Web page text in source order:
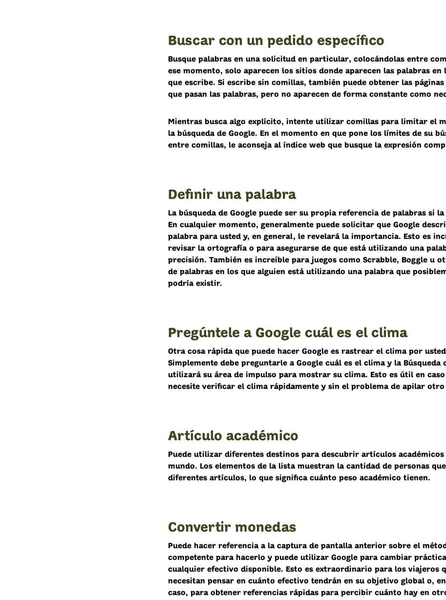
Buscar con un pedido específico
Busque palabras en una solicitud en particular, colocándolas entre
ese momento, solo aparecen los sitios donde aparecen las palabras en
que escribe. Si escribe sin comillas, también puede obtener las
que pasan las palabras, pero no aparecen de forma constante como
Mientras busca algo explícito, intente utilizar comillas para limitar el
la búsqueda de Google. En el momento en que pone los límites de su
entre comillas, le aconseja al índice web que busque la expresión
Definir una palabra
La búsqueda de Google puede ser su propia referencia de palabras si la
En cualquier momento, generalmente puede solicitar que Google
palabra para usted y, en general, le revelará la importancia. Esto es
revisar la ortografía o para asegurarse de que está utilizando una
precisión. También es increíble para juegos como Scrabble, Boggle u
de palabras en los que alguien está utilizando una palabra que
podría existir.
Pregúntele a Google cuál es el clima
Otra cosa rápida que puede hacer Google es rastrear el clima por
Simplemente debe preguntarle a Google cuál es el clima y la Búsqueda
utilizará su área de impulso para mostrar su clima. Esto es útil en caso
necesite verificar el clima rápidamente y sin el problema de apilar
Artículo académico
Puede utilizar diferentes destinos para descubrir artículos
mundo. Los elementos de la lista muestran la cantidad de personas
diferentes artículos, lo que significa cuánto peso académico tienen.
Convertir monedas
Puede hacer referencia a la captura de pantalla anterior sobre el
competente para hacerlo y puede utilizar Google para cambiar
cualquier efectivo disponible. Esto es extraordinario para los viajeros
necesitan pensar en cuánto efectivo tendrán en su objetivo global o,
caso, para obtener referencias rápidas para percibir cuánto hay en